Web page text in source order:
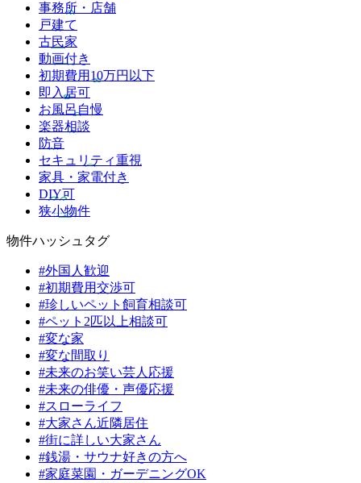
事務所・店舗
戸建て
古民家
動画付き
初期費用10万円以下
即入居可
お風呂自慢
楽器相談
防音
セキュリティ重視
家具・家電付き
DIY可
狭小物件
物件ハッシュタグ
#外国人歓迎
#初期費用交渉可
#珍しいペット飼育相談可
#ペット2匹以上相談可
#変な家
#変な間取り
#未来のお笑い芸人応援
#未来の俳優・声優応援
#スローライフ
#大家さん近隣居住
#街に詳しい大家さん
#銭湯・サウナ好きの方へ
#家庭菜園・ガーデニングOK